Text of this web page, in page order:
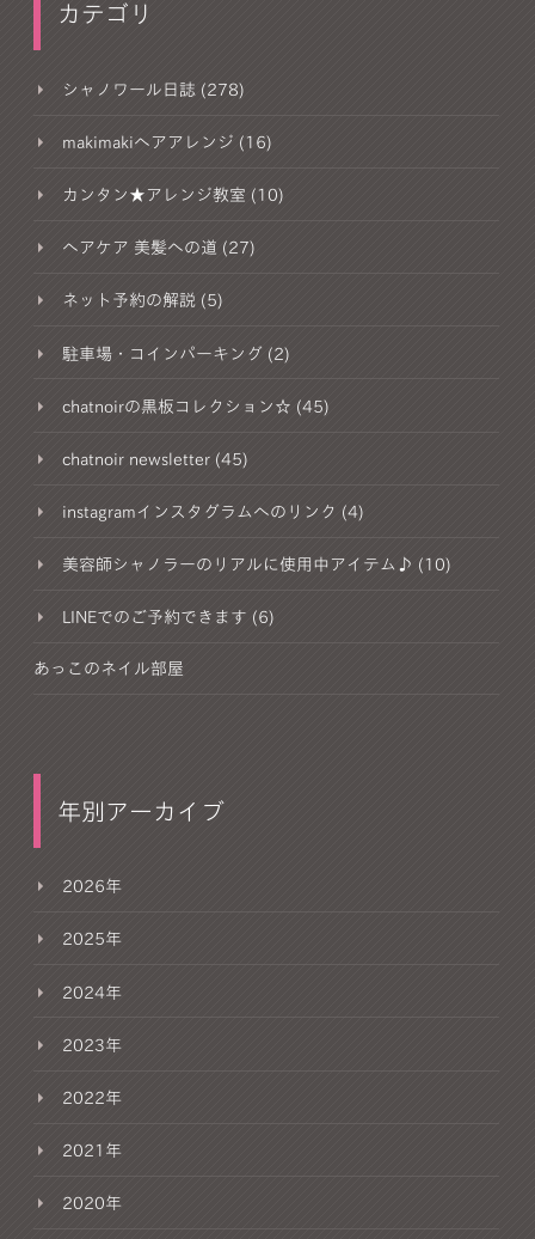
カテゴリ
シャノワール日誌 (278)
makimakiヘアアレンジ (16)
カンタン★アレンジ教室 (10)
ヘアケア 美髪への道 (27)
ネット予約の解説 (5)
駐車場・コインパーキング (2)
chatnoirの黒板コレクション☆ (45)
chatnoir newsletter (45)
instagramインスタグラムへのリンク (4)
美容師シャノラーのリアルに使用中アイテム♪ (10)
LINEでのご予約できます (6)
あっこのネイル部屋
年別アーカイブ
2026年
2025年
2024年
2023年
2022年
2021年
2020年